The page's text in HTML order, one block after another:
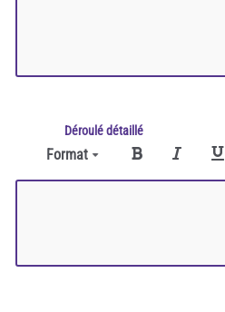
Déroulé détaillé
Format